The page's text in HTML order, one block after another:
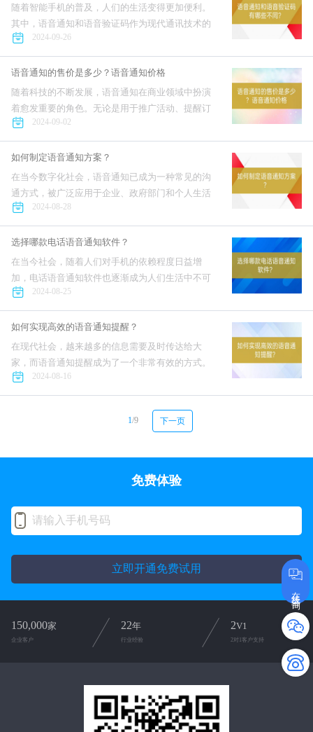
随着智能手机的普及，人们的生活变得更加便利。
其中，语音通知和语音验证码作为现代通讯技术的
重要应用，大大方便了人们的日常生活。但是，很
多人会混淆这两者之间的概念，接下来我们就来分
析一下语音通知和语音验证...
2024-09-26
语音通知的售价是多少？语音通知价格
随着科技的不断发展，语音通知在商业领域中扮演
着愈发重要的角色。无论是用于推广活动、提醒订
单状态、还是通知用户重要消息，语音通知都能有
效地传达信息并提高沟通效率。然而，很多人对于
语音通知的价格一直存在疑...
2024-09-02
如何制定语音通知方案？
在当今数字化社会，语音通知已成为一种常见的沟
通方式，被广泛应用于企业、政府部门和个人生活
中。制定一个有效的语音通知方案对于确保信息传
达的及时性和有效性非常重要。那么，如何制定一
个合适的语音通知方案呢？...
2024-08-28
选择哪款电话语音通知软件？
在当今社会，随着人们对手机的依赖程度日益增
加，电话语音通知软件也逐渐成为人们生活中不可
或缺的一部分。然而，市面上的电话语音通知软件
繁多，各种品牌、功能各异，让人眼花缭乱。那
么，如何选择一款适合自己的电...
2024-08-25
如何实现高效的语音通知提醒？
在现代社会，越来越多的信息需要及时传达给大
家，而语音通知提醒成为了一个非常有效的方式。
无论是企业通知员工，还是学校通知家长，亦或是
医院通知患者，语音通知都能够快速、准确地传达
2024-08-16
1/9 下一页
在线咨询
免费体验
立即开通免费试用
150,000家
企业客户
22年
行业经验
2V1
2对1客户支持